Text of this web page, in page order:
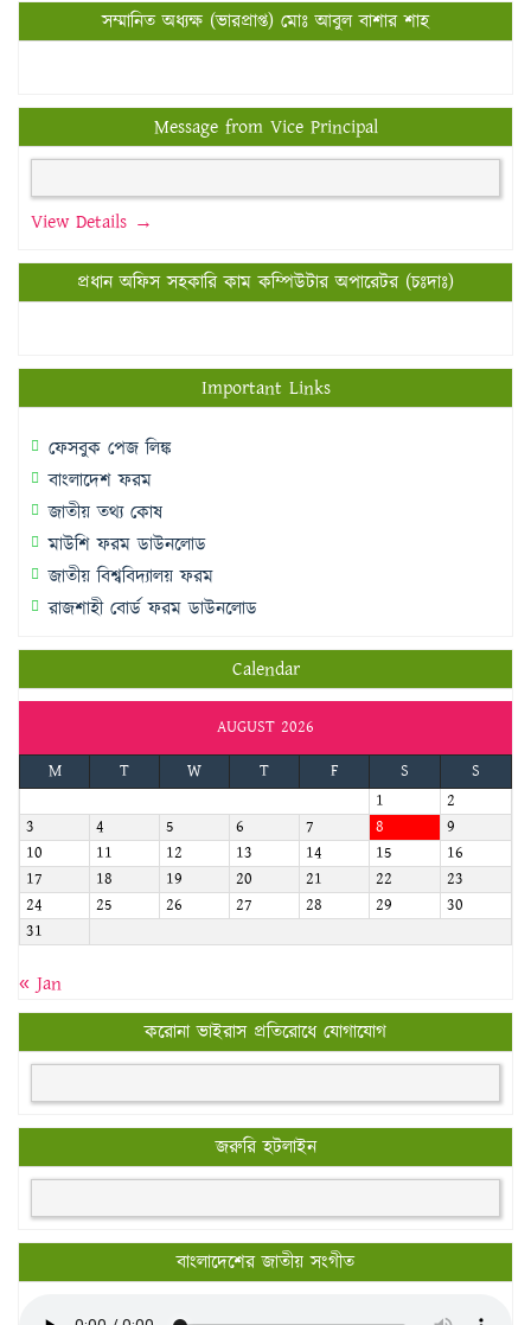
সম্মানিত অধ্যক্ষ (ভারপ্রাপ্ত) মোঃ আবুল বাশার শাহ
Message from Vice Principal
View Details →
প্রধান অফিস সহকারি কাম কম্পিউটার অপারেটর (চঃদাঃ)
Important Links
ফেসবুক পেজ লিঙ্ক
বাংলাদেশ ফরম
জাতীয় তথ্য কোষ
মাউশি ফরম ডাউনলোড
জাতীয় বিশ্ববিদ্যালয় ফরম
রাজশাহী বোর্ড ফরম ডাউনলোড
Calendar
AUGUST 2026
M
T W T F S
S
1
2
3
4 5 6 7 8
9
10
11 12 13 14 15
16
17
18 19 20 21 22
23
24
25 26 27 28 29
30
31
« Jan
করোনা ভাইরাস প্রতিরোধে যোগাযোগ
জরুরি হটলাইন
বাংলাদেশের জাতীয় সংগীত